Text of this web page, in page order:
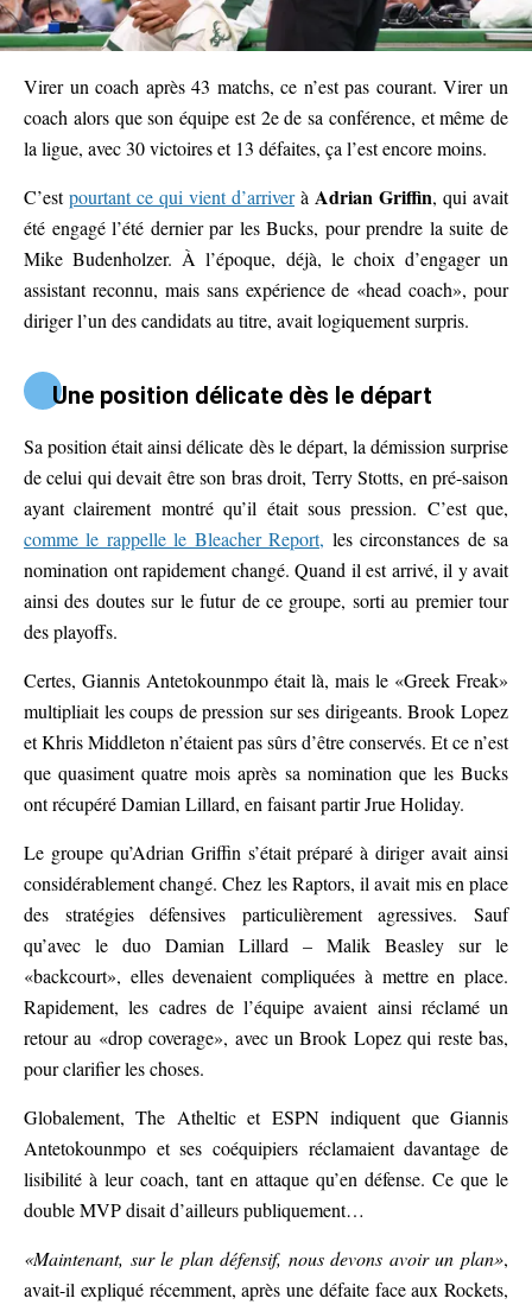
Virer un coach après 43 matchs, ce n’est pas courant. Virer un
coach alors que son équipe est 2e de sa conférence, et même de
la ligue, avec 30 victoires et 13 défaites, ça l’est encore moins.
C’estpourtant ce qui vient d’arriverà Adrian Griffin, qui avait
été engagé l’été dernier par les Bucks, pour prendre la suite de
Mike Budenholzer. À l’époque, déjà, le choix d’engager un
assistant reconnu, mais sans expérience de «head coach», pour
diriger l’un des candidats au titre, avait logiquement surpris.
Une position délicate dès le départ
Sa position était ainsi délicate dès le départ, la démission surprise
de celui qui devait être son bras droit, Terry Stotts, en pré-saison
ayant clairement montré qu’il était sous pression. C’est que,
comme le rappelle le Bleacher Report, les circonstances de sa
nomination ont rapidement changé. Quand il est arrivé, il y avait
ainsi des doutes sur le futur de ce groupe, sorti au premier tour
des playoffs.
Certes, Giannis Antetokounmpo était là, mais le «Greek Freak»
multipliait les coups de pression sur ses dirigeants. Brook Lopez
et Khris Middleton n’étaient pas sûrs d’être conservés. Et ce n’est
que quasiment quatre mois après sa nomination que les Bucks
ont récupéré Damian Lillard, en faisant partir Jrue Holiday.
Le groupe qu’Adrian Griffin s’était préparé à diriger avait ainsi
considérablement changé. Chez les Raptors, il avait mis en place
des stratégies défensives particulièrement agressives. Sauf
qu’avec le duo Damian Lillard – Malik Beasley sur le
«backcourt», elles devenaient compliquées à mettre en place.
Rapidement, les cadres de l’équipe avaient ainsi réclamé un
retour au «drop coverage», avec un Brook Lopez qui reste bas,
pour clarifier les choses.
Globalement, The Atheltic et ESPN indiquent que Giannis
Antetokounmpo et ses coéquipiers réclamaient davantage de
lisibilité à leur coach, tant en attaque qu’en défense. Ce que le
double MVP disait d’ailleurs publiquement…
«Maintenant, sur le plan défensif, nous devons avoir un plan»,
avait-il expliqué récemment, après une défaite face aux Rockets,